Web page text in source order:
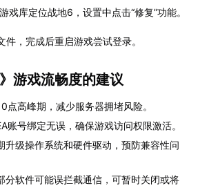
游戏库定位战地6，设置中点击“修复”功能。
，完成后重启游戏尝试登录。
游戏流畅度的建议
点高峰期，减少服务器拥堵风险。
账号绑定无误，确保游戏访问权限激活。
升级操作系统和硬件驱动，预防兼容性问
分软件可能误拦截通信，可暂时关闭或将